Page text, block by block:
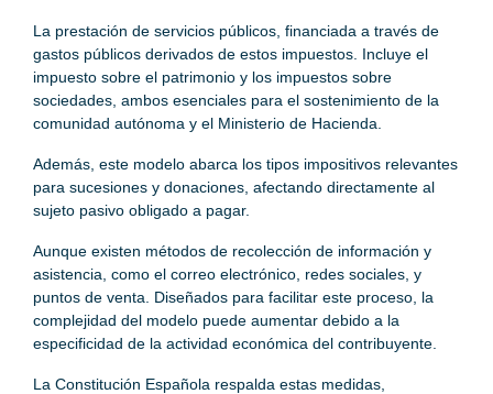
La prestación de servicios públicos, financiada a través de
gastos públicos derivados de estos impuestos. Incluye el
impuesto sobre el patrimonio y los impuestos sobre
sociedades, ambos esenciales para el sostenimiento de la
comunidad autónoma y el Ministerio de Hacienda.
Además, este modelo abarca los tipos impositivos relevantes
para sucesiones y donaciones, afectando directamente al
sujeto pasivo obligado a pagar.
Aunque existen métodos de recolección de información y
asistencia, como el correo electrónico, redes sociales, y
puntos de venta. Diseñados para facilitar este proceso, la
complejidad del modelo puede aumentar debido a la
especificidad de la actividad económica del contribuyente.
La Constitución Española respalda estas medidas,